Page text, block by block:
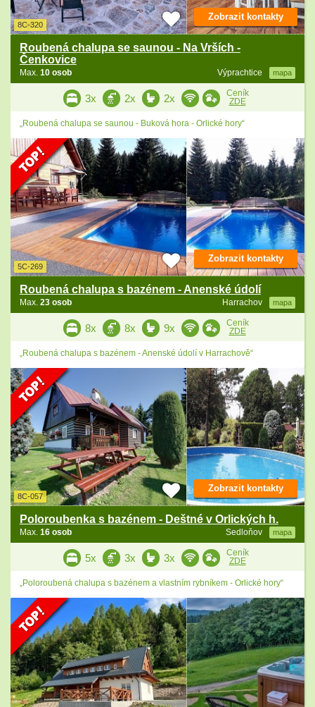
8C-320
Roubená chalupa se saunou - Na Vrších -
Čenkovice
Výprachtice mapa
Max. 10 osob
Zobrazit kontakty
3x 2x 2x
Ceník
ZDE
„Roubená chalupa se saunou - Buková hora - Orlické hory“
5C-269
Roubená chalupa s bazénem - Anenské údolí
Harrachov mapa
Max. 23 osob
Zobrazit kontakty
8x 8x 9x
Ceník
ZDE
„Roubená chalupa s bazénem - Anenské údolí v Harrachově“
8C-057
Poloroubenka s bazénem - Deštné v Orlických h.
Sedloňov mapa
Max. 16 osob
Zobrazit kontakty
5x 3x 3x
Ceník
ZDE
„Poloroubená chalupa s bazénem a vlastním rybníkem - Orlické hory“